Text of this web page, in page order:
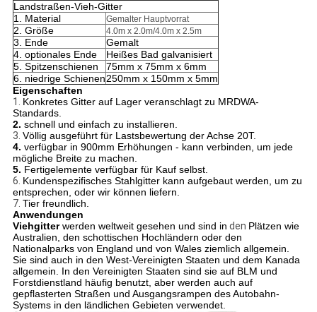
Landstraßen-Vieh-Gitter
1. Material
Gemalter Hauptvorrat
2. Größe 4.0m x 2.0m/4.0m x 2.5m
3. Ende
Gemalt
4. optionales Ende
Heißes Bad galvanisiert
5. Spitzenschienen
75mm x 75mm x 6mm
6. niedrige Schienen250mm x 150mm x 5mm
Eigenschaften
1. Konkretes Gitter auf Lager veranschlagt zu MRDWA-
Standards.
2. schnell und einfach zu installieren.
3. Völlig ausgeführt für Lastsbewertung der Achse 20T.
4. verfügbar in 900mm Erhöhungen - kann verbinden, um jede
mögliche Breite zu machen.
5. Fertigelemente verfügbar für Kauf selbst.
6. Kundenspezifisches Stahlgitter kann aufgebaut werden, um zu
entsprechen, oder wir können liefern.
7. Tier freundlich.
Anwendungen
Viehgitterwerden weltweit gesehen und sind in den Plätzen wie
Australien, den schottischen Hochländern oder den
Nationalparks von England und von Wales ziemlich allgemein.
Sie sind auch in den West-Vereinigten Staaten und dem Kanada
allgemein. In den Vereinigten Staaten sind sie auf BLM und
Forstdienstland häufig benutzt, aber werden auch auf
gepflasterten Straßen und Ausgangsrampen des Autobahn-
Systems in den ländlichen Gebieten verwendet.